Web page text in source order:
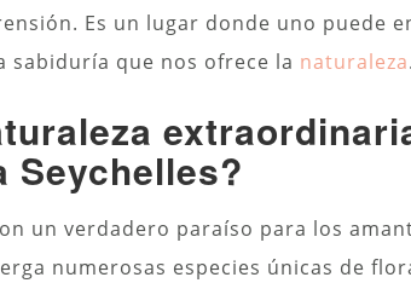
Es un lugar donde uno puede
sabiduría que nos ofrece la naturaleza.
Seychelles?
un verdadero paraíso para los
numerosas especies únicas de